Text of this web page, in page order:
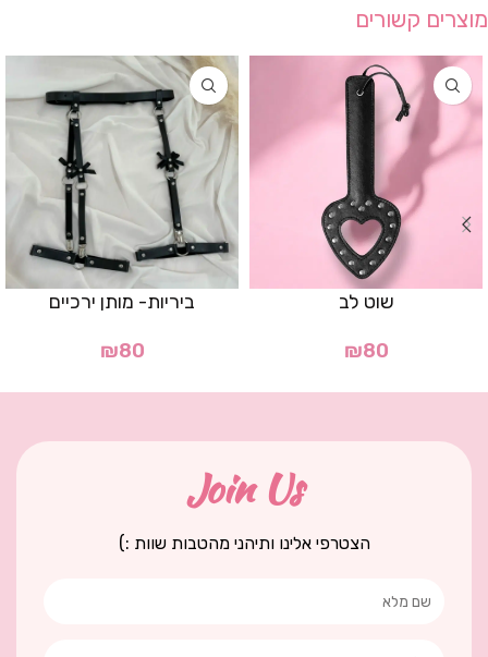
מוצרים קשורים
שוט לב
₪80
ביריות- מותן ירכיים
₪80
Join Us
הצטרפי אלינו ותיהני מהטבות שוות :)